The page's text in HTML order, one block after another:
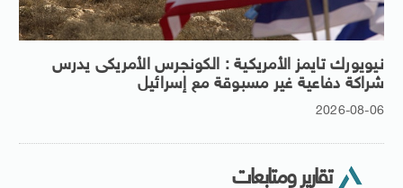
نيويورك تايمز الأمريكية : الكونجرس الأمريكى يدرس
شراكة دفاعية غير مسبوقة مع إسرائيل
2026-08-06
تقارير ومتابعات